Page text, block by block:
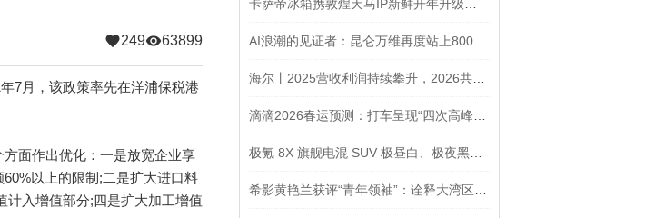
249 63899
7月，该政策率先在洋浦保税港
面作出优化：一是放宽企业享
以上的限制;二是扩大进口料
计入增值部分;四是扩大加工增值